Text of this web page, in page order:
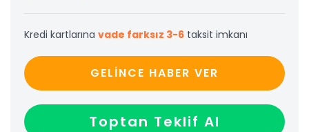
Kredi kartlarına vade farksız 3-6 taksit imkanı
GELİNCE HABER VER
Toptan Teklif Al